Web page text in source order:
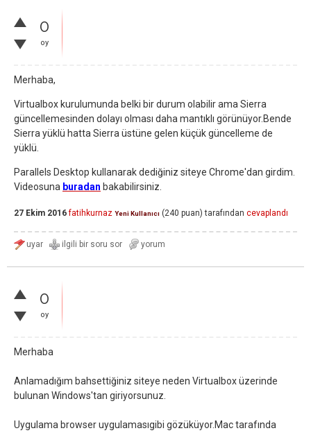
0
oy
Merhaba,
Virtualbox kurulumunda belki bir durum olabilir ama Sierra
güncellemesinden dolayı olması daha mantıklı görünüyor.Bende
Sierra yüklü hatta Sierra üstüne gelen küçük güncelleme de
yüklü.
Parallels Desktop kullanarak dediğiniz siteye Chrome'dan girdim.
Videosuna buradan bakabilirsiniz.
27 Ekim 2016 fatihkurnaz Yeni Kullanıcı (240 puan) tarafından cevaplandı
0
oy
Merhaba
Anlamadığım bahsettiğiniz siteye neden Virtualbox üzerinde
bulunan Windows'tan giriyorsunuz.
Uygulama browser uygulamasıgibi gözüküyor.Mac tarafında